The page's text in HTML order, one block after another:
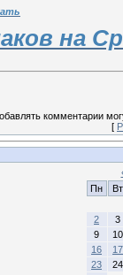
на
комментарии
[
Пн
Вт
2
3
9
10
16
17
23
24